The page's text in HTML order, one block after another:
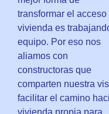
transformar el acceso
vivienda es
equipo. Por eso nos
aliamos con
constructoras que
comparten nuestra
facilitar el camino
vivienda propia para